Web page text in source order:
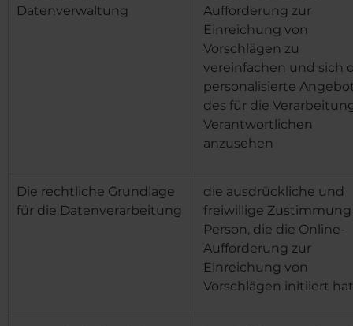
Datenverwaltung
Aufforderung zur
Einreichung von
Vorschlägen zu
vereinfachen und sich
personalisierte
des für die
Verantwortlichen
anzusehen
Die rechtliche Grundlage
für die Datenverarbeitung
die ausdrückliche und
freiwillige
Person, die die Online-
Aufforderung zur
Einreichung von
Vorschlägen initiiert hat